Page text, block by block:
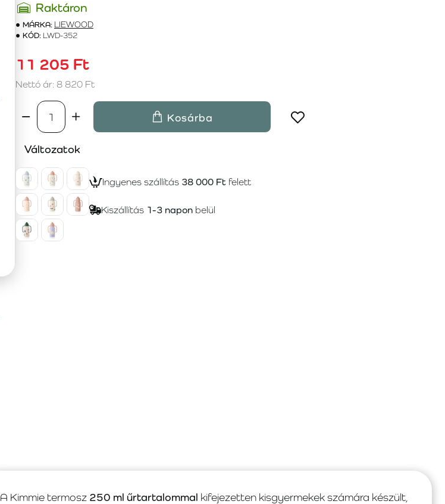
Raktáron
MÁRKA: LIEWOOD
KÓD: LWD-352
11 205 Ft
Nettó ár: 8 820 Ft
Kosárba
Változatok
Ingyenes szállítás 38 000 Ft felett
Kiszállítás 1-3 napon belül
A Kimmie termosz 250 ml űrtartalommal kifejezetten kisgyermekek számára készült,